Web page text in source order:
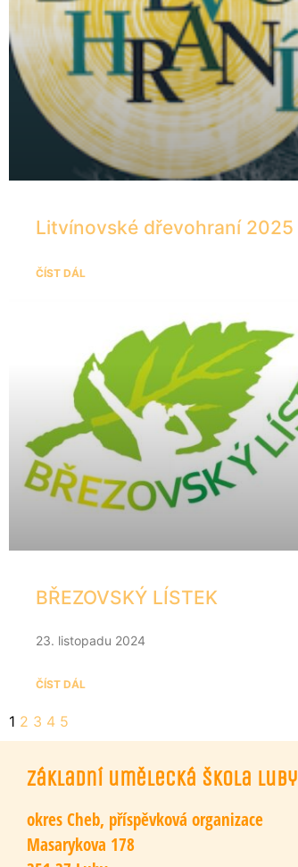
Litvínovské dřevohraní 2025
ČÍST DÁL
BŘEZOVSKÝ LÍSTEK
23. listopadu 2024
ČÍST DÁL
1 2 3 4 5
Základní umělecká škola Luby
okres Cheb, příspěvková organizace
Masarykova 178